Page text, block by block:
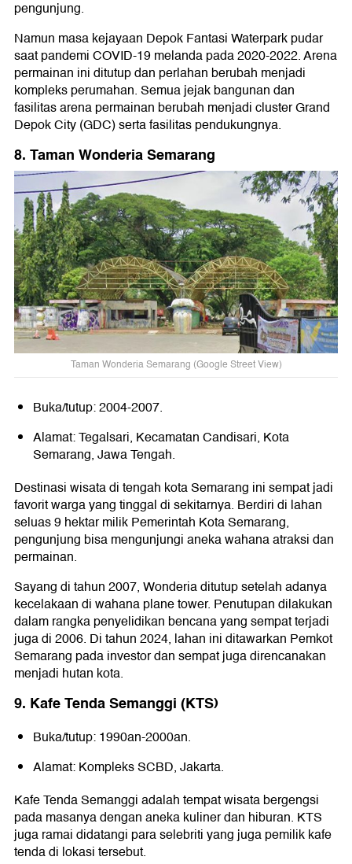
pengunjung.
Namun masa kejayaan Depok Fantasi Waterpark pudar
saat pandemi COVID-19 melanda pada 2020-2022. Arena
permainan ini ditutup dan perlahan berubah menjadi
kompleks perumahan. Semua jejak bangunan dan
fasilitas arena permainan berubah menjadi cluster Grand
Depok City (GDC) serta fasilitas pendukungnya.
8. Taman Wonderia Semarang
Taman Wonderia Semarang (Google Street View)
Buka/tutup: 2004-2007.
Alamat: Tegalsari, Kecamatan Candisari, Kota
Semarang, Jawa Tengah.
Destinasi wisata di tengah kota Semarang ini sempat jadi
favorit warga yang tinggal di sekitarnya. Berdiri di lahan
seluas 9 hektar milik Pemerintah Kota Semarang,
pengunjung bisa mengunjungi aneka wahana atraksi dan
permainan.
Sayang di tahun 2007, Wonderia ditutup setelah adanya
kecelakaan di wahana plane tower. Penutupan dilakukan
dalam rangka penyelidikan bencana yang sempat terjadi
juga di 2006. Di tahun 2024, lahan ini ditawarkan Pemkot
Semarang pada investor dan sempat juga direncanakan
menjadi hutan kota.
9. Kafe Tenda Semanggi (KTS)
Buka/tutup: 1990an-2000an.
Alamat: Kompleks SCBD, Jakarta.
Kafe Tenda Semanggi adalah tempat wisata bergengsi
pada masanya dengan aneka kuliner dan hiburan. KTS
juga ramai didatangi para selebriti yang juga pemilik kafe
tenda di lokasi tersebut.